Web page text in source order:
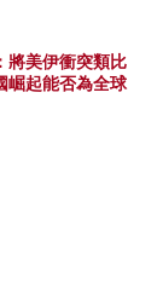
將美伊衝突類比
崛起能否為全球